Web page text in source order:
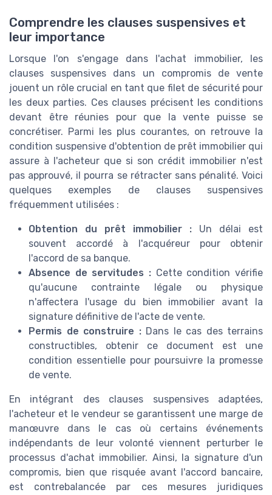
Comprendre les clauses suspensives et
leur importance
Lorsque l'on s'engage dans l'achat immobilier, les
clauses suspensives dans un compromis de vente
jouent un rôle crucial en tant que filet de sécurité pour
les deux parties. Ces clauses précisent les conditions
devant être réunies pour que la vente puisse se
concrétiser. Parmi les plus courantes, on retrouve la
condition suspensive d'obtention de prêt immobilier qui
assure à l'acheteur que si son crédit immobilier n'est
pas approuvé, il pourra se rétracter sans pénalité. Voici
quelques exemples de clauses suspensives
fréquemment utilisées :
Obtention du prêt immobilier : Un délai est
souvent accordé à l'acquéreur pour obtenir
l'accord de sa banque.
Absence de servitudes : Cette condition vérifie
qu'aucune contrainte légale ou physique
n'affectera l'usage du bien immobilier avant la
signature définitive de l'acte de vente.
Permis de construire :Dans le cas des terrains
constructibles, obtenir ce document est une
condition essentielle pour poursuivre la promesse
de vente.
En intégrant des clauses suspensives adaptées,
l'acheteur et le vendeur se garantissent une marge de
manœuvre dans le cas où certains événements
indépendants de leur volonté viennent perturber le
processus d'achat immobilier. Ainsi, la signature d'un
compromis, bien que risquée avant l'accord bancaire,
est contrebalancée par ces mesures juridiques